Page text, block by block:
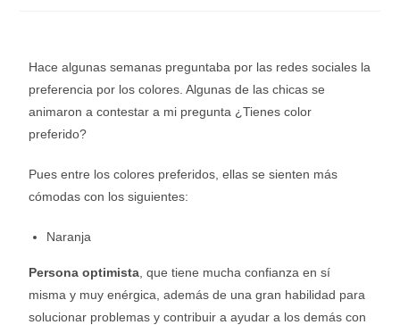
Hace algunas semanas preguntaba por las redes sociales la
preferencia por los colores. Algunas de las chicas se
animaron a contestar a mi pregunta ¿Tienes color
preferido?
Pues entre los colores preferidos, ellas se sienten más
cómodas con los siguientes:
Naranja
Persona optimista , que tiene mucha confianza en sí
misma y muy enérgica, además de una gran habilidad para
solucionar problemas y contribuir a ayudar a los demás con